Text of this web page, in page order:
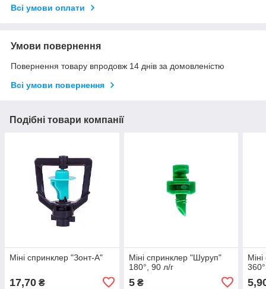
Всі умови оплати
Умови повернення
Повернення товару впродовж 14 днів за домовленістю
Всі умови повернення
Подібні товари компанії
Міні спринклер "Зонт-А"
17,70 ₴
Міні спринклер "Шуруп"
180°, 90 л/г
5₴